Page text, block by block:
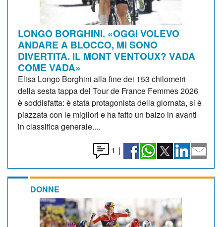
LONGO BORGHINI. «OGGI VOLEVO
ANDARE A BLOCCO, MI SONO
DIVERTITA. IL MONT VENTOUX? VADA
COME VADA»
Elisa Longo Borghini alla fine dei 153 chilometri
della sesta tappa del Tour de France Femmes 2026
è soddisfatta: è stata protagonista della giornata, si è
piazzata con le migliori e ha fatto un balzo in avanti
in classifica generale....
1 |
DONNE